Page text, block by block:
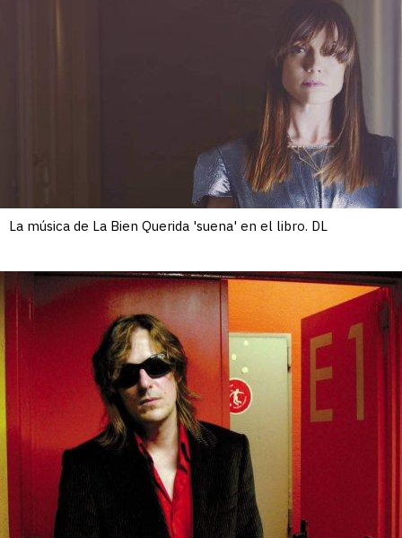
La música de La Bien Querida 'suena' en el libro. DL